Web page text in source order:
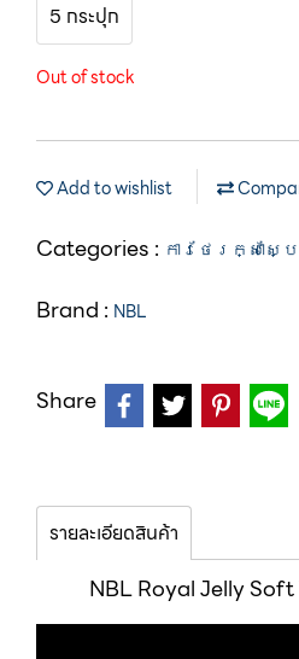
5 กระปุก
Out of stock
Add to wishlist
Categories : ការថែរក្សាស្ប
Brand : NBL
Share
รายละเอียดสินค้า
NBL Royal Jelly